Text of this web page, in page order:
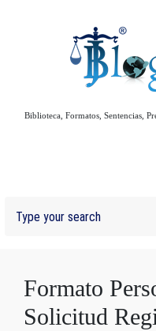
Biblioteca, Formatos, Sentencias,
Formato
Solicitud